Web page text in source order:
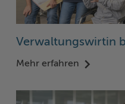
Woche der Seelischen
#MeinStormarn
Karrieretag
Zahlen, Daten, Fakten
Verwaltungswirtin
Mehr erfahren